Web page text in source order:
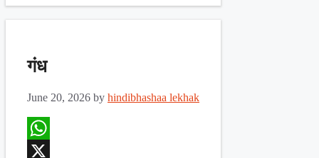
गंध
June 20, 2026 by hindibhashaa lekhak
WhatsApp